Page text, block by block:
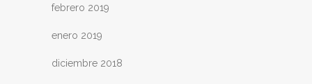
febrero 2019
enero 2019
diciembre 2018